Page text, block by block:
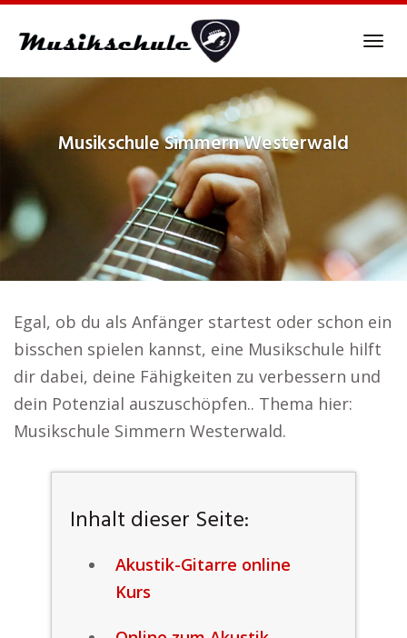
MusikschuleSimmern Westerwald
Egal, ob du als Anfänger startest oder schon ein
bisschen spielen kannst, eine Musikschule hilft
dir dabei, deine Fähigkeiten zu verbessern und
dein Potenzial auszuschöpfen.. Thema hier:
Musikschule Simmern Westerwald.
Inhalt dieser Seite:
Akustik-Gitarre online
Kurs